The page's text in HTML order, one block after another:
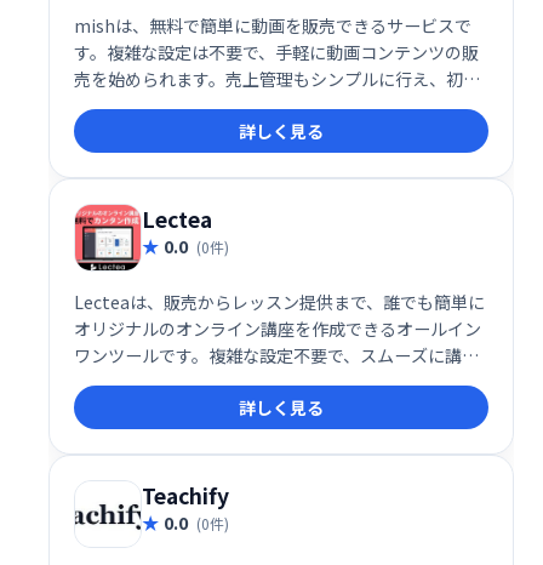
mishは、無料で簡単に動画を販売できるサービスで
す。複雑な設定は不要で、手軽に動画コンテンツの販
売を始められます。売上管理もシンプルに行え、初心
者でも安心して利用できます。動画販売で収益化を目
指したい方におすすめです。
詳しく見る
Lectea
0.0 (0件)
Lecteaは、販売からレッスン提供まで、誰でも簡単に
オリジナルのオンライン講座を作成できるオールイン
ワンツールです。複雑な設定不要で、スムーズに講座
作成・運営が可能。集客から販売、レッスン管理まで
を効率化し、オンライン講座ビジネスの成功をサポー
トします。
詳しく見る
Teachify
0.0 (0件)